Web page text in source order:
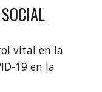
vital en la
19 en la